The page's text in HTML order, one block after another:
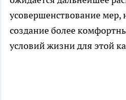
усовершенствование мер,
создание более
условий жизни для этой